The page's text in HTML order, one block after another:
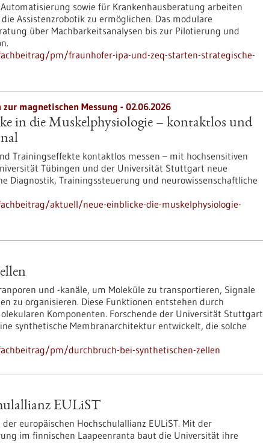
sowie für Krankenhausberatung arbeiten
Assistenzrobotik zu ermöglichen. Das modulare
über Machbarkeitsanalysen bis zur Pilotierung und
pm/fraunhofer-ipa-und-zeq-starten-strategische-
zur magnetischen Messung - 02.06.2026
in die Muskelphysiologie – kontaktlos und
Trainingseffekte kontaktlos messen – mit hochsensitiven
Tübingen und der Universität Stuttgart neue
Diagnostik, Trainingssteuerung und neurowissenschaftliche
aktuell/neue-einblicke-die-muskelphysiologie-
und -kanäle, um Moleküle zu transportieren, Signale
zu organisieren. Diese Funktionen entstehen durch
Komponenten. Forschende der Universität Stuttgart
synthetische Membranarchitektur entwickelt, die solche
pm/durchbruch-bei-synthetischen-zellen
EULiST
europäischen Hochschulallianz EULiST. Mit der
im finnischen Laapeenranta baut die Universität ihre